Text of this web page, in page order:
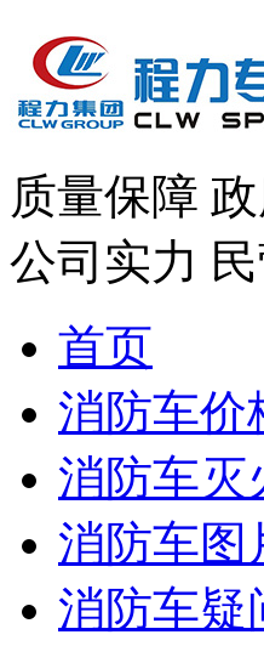
质量保障
公司实力
首页
消防车价
消防车灭
消防车图
消防车疑